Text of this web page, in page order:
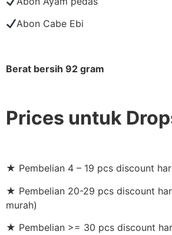
Abon Cabe Ebi
Berat bersih 92 gram
Prices untuk
★ Pembelian 4 – 19 pcs discount
★ Pembelian 20-29 pcs discount
murah)
★ Pembelian >= 30 pcs discount